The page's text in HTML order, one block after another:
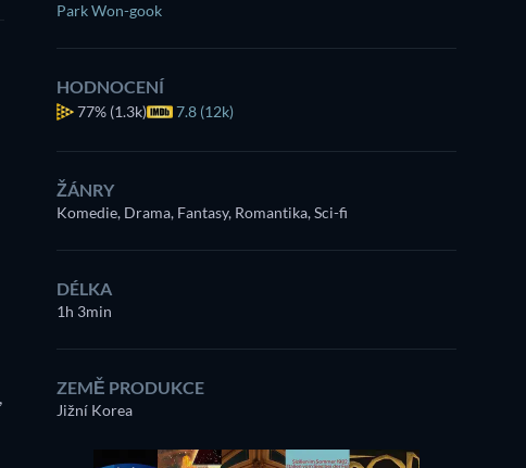
Park Won-gook
HODNOCENÍ
77% (1.3k) 7.8 (12k)
ŽÁNRY
Komedie, Drama, Fantasy, Romantika, Sci-fi
DÉLKA
1h 3min
ZEMĚ PRODUKCE
Jižní Korea